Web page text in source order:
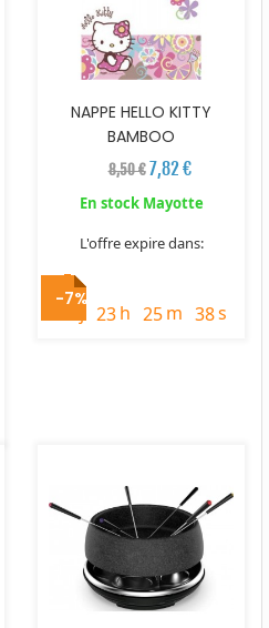
NAPPE HELLO KITTY
BAMBOO
8,50 € 7,82 €
En stock Mayotte
L'offre expire dans:
timer
j 23h 25m 37s
-7%